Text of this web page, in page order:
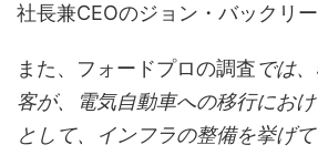
社長兼CEOのジョン・バックリ
また、フォードプロの調査では
客が、電気自動車への移行にお
として、インフラの整備を挙げ